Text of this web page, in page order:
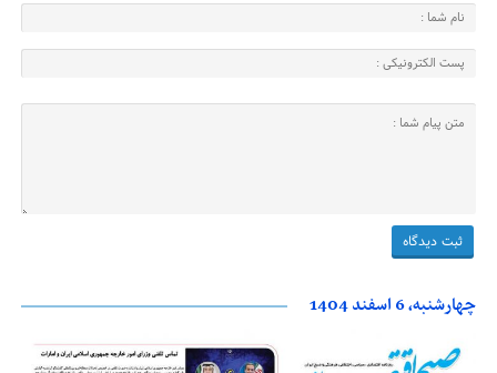
چهارشنبه، 6 اسفند 1404